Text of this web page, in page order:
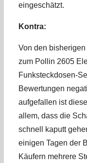
eingeschätzt.
Kontra:
Von den
zum Pollin 2605
Funksteckdosen-
Bewertungen
aufgefallen ist
allem, dass die
schnell kaputt
einigen Tagen der
Käufern mehrere